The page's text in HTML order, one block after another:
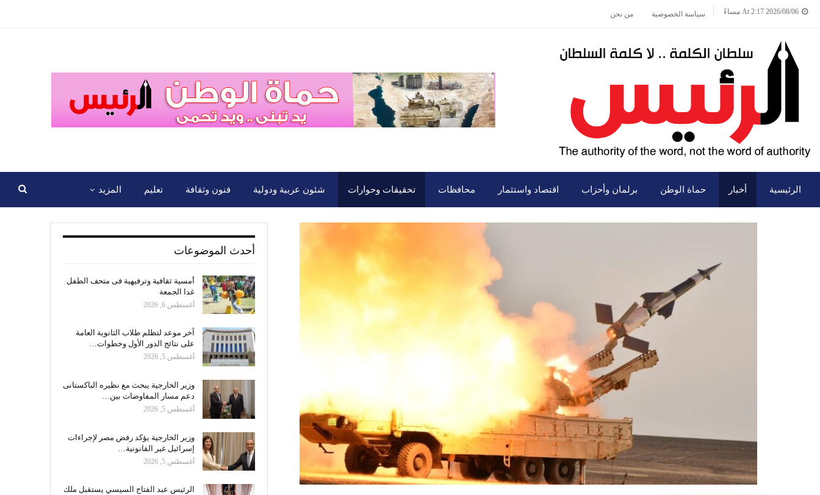
2026/08/06 At 2:17 مساءً سياسة الخصوصية من نحن
الرئيسية أخبار حماة الوطن برلمان وأحزاب اقتصاد واستثمار محافظات تحقيقات وحوارات شئون عربية ودولية فنون وثقافة تعليم المزيد
أحدث الموضوعات
أمسية ثقافية وترفيهية فى متحف الطفل
غدا الجمعة
أغسطس 6, 2026
آخر موعد لتظلم طلاب الثانوية العامة
على نتائج الدور الأول وخطوات…
أغسطس 5, 2026
وزير الخارجية يبحث مع نظيره الباكستانى
دعم مسار المفاوضات بين…
أغسطس 5, 2026
وزير الخارجية يؤكد رفض مصر لإجراءات
إسرائيل غير القانونية…
أغسطس 5, 2026
الرئيس عبد الفتاح السيسي يستقبل ملك